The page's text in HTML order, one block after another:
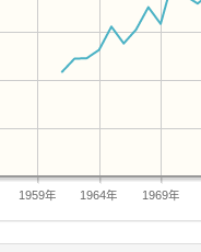
1959年 1964年 1969年